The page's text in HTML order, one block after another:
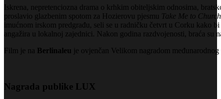
Iskrena, nepretenciozna drama o krhkim obiteljskim odnosima,
proslavio glazbenim spotom za Hozierovu pjesmu
Take Me to Church
imućnom irskom predgrađu, seli se u radničku četvrt u Corku kako
angažira u lokalnoj zajednici. Nakon godina razdvojenosti, braća
Film je na Berlinaleu je ovjenčan Velikom nagradom
Nagrada publike LUX